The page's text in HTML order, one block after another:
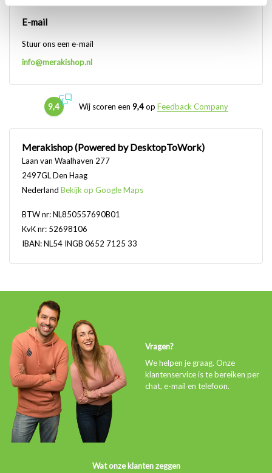
E-mail
Stuur ons een e-mail
info@merakishop.nl
9,4 Wij scoren een 9,4op Feedback Company
Merakishop (Powered by DesktopToWork)
Laan van Waalhaven 277
2497GL Den Haag
Nederland Bekijk op Google Maps
BTW nr: NL850557690B01
KvK nr: 52698106
IBAN: NL54 INGB 0652 7125 33
Vragen?
We helpen je graag. Onze
klantenservice is te bereiken per
chat, e-mail en telefoon.
Wat onze klanten zeggen